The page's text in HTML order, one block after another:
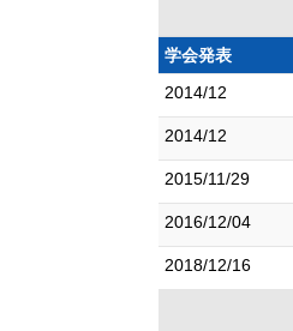
学会発表
2014/12
2014/12
2015/11/29
2016/12/04
2018/12/16